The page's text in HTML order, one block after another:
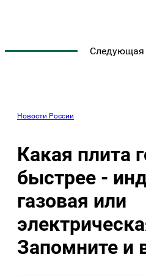
Следующая
Новости России
Какая плита
быстрее -
газовая или
Запомните и